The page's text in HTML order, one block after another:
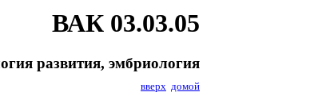
ВАК 03.03.05
развития, эмбриология
вверх домой